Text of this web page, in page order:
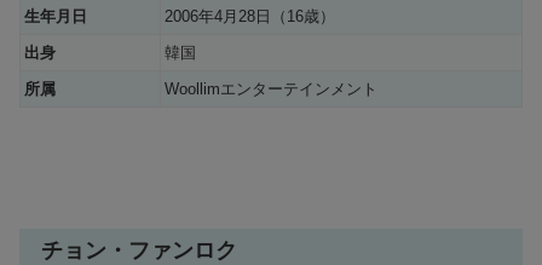
生年月日
2006年4月28日（16歳）
出身
韓国
所属
Woollimエンターテインメント
チョン・ファンロク